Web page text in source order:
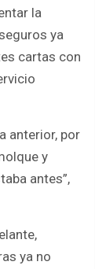
la
ya
cartas con
anterior, por
y
antes”,
ya no